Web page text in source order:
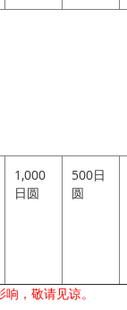
1,000
日圆
500日
圆
，敬请见谅。